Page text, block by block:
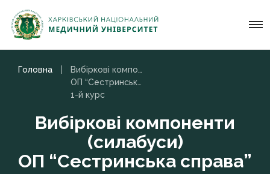
Головна
ОП “Сестринська справа” Бакалавр, 2025
1-й курс
Вибіркові компоненти
(силабуси)
ОП “Сестринська справа”